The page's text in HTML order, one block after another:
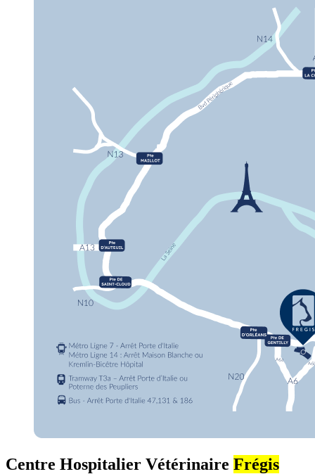
Centre Hospitalier Vétérinaire Frégis